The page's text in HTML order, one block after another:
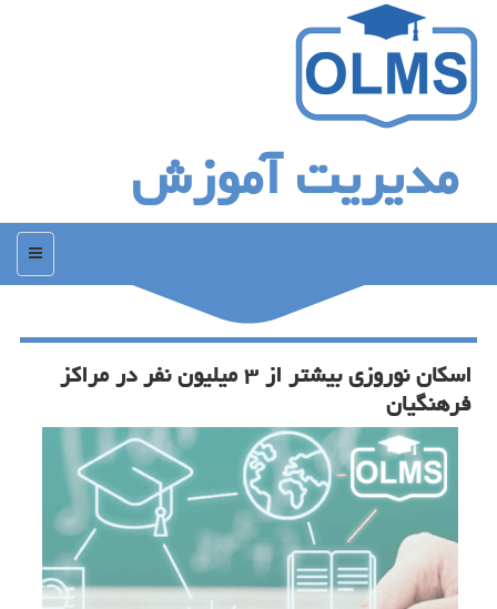
مدیریت آموزش
منو
اسكان نوروزی بیشتر از ۳ میلیون نفر در مراكز
فرهنگیان